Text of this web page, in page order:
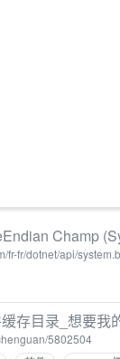
Champ
fr-fr/dotnet/api/
存目录_想要我
5802504